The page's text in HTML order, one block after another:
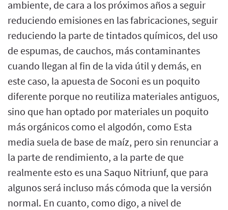
ambiente, de cara a los próximos años a seguir
reduciendo emisiones en las fabricaciones, seguir
reduciendo la parte de tintados químicos, del uso
de espumas, de cauchos, más contaminantes
cuando llegan al fin de la vida útil y demás, en
este caso, la apuesta de Soconi es un poquito
diferente porque no reutiliza materiales antiguos,
sino que han optado por materiales un poquito
más orgánicos como el algodón, como Esta
media suela de base de maíz, pero sin renunciar a
la parte de rendimiento, a la parte de que
realmente esto es una Saquo Nitriunf, que para
algunos será incluso más cómoda que la versión
normal. En cuanto, como digo, a nivel de